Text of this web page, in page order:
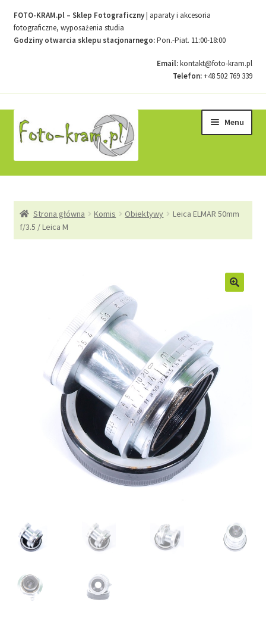
FOTO-KRAM.pl – Sklep Fotograficzny| aparaty i akcesoria
fotograficzne, wyposażenia studia
Godziny otwarcia sklepu stacjonarnego:Pon.-Piat. 11:00-18:00
Email:kontakt@foto-kram.pl
Telefon:+48 502 769 339
do
nawigacji
do
treści
Menu
Kontakt
Sample Page
Zamówienia
Strona główna Komis Obiektywy
Leica ELMAR 50mm
f/3.5 / Leica M